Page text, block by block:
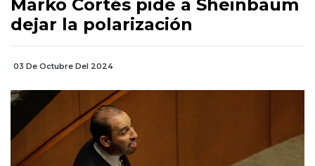
Marko Cortés pide a Sheinbaum
dejar la polarización
03 De Octubre Del 2024